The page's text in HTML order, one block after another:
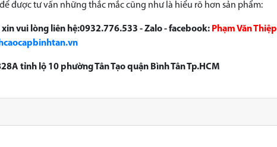
được tư vấn những thắc mắc cũng như là hiểu rõ hơn sản phẩm:
vui lòng liên hệ:0932.776.533 - Zalo - facebook: Phạm Văn Thiệp
tỉnh lộ 10 phường Tân Tạo quận Bình Tân Tp.HCM